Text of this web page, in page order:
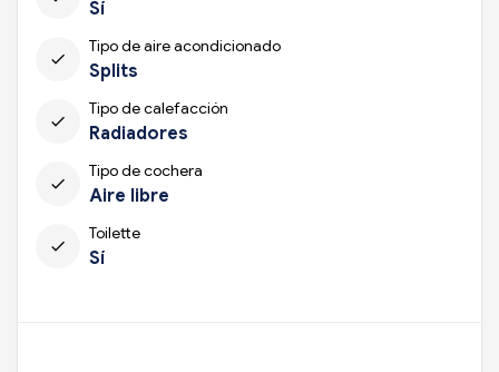
Sí
check
Tipo de aire acondicionado
Splits
check
Tipo de calefacción
Radiadores
check
Tipo de cochera
Aire libre
check
Toilette
Sí